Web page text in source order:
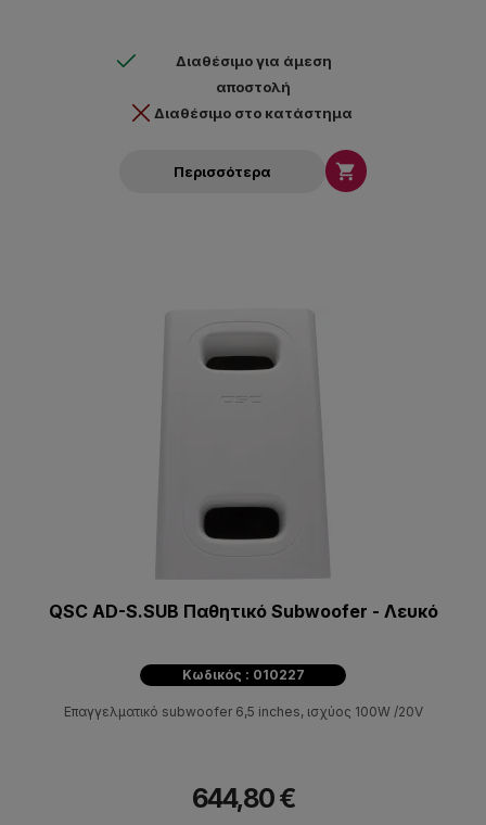
Διαθέσιμο για άμεση
αποστολή
Διαθέσιμο στο κατάστημα
Περισσότερα 
QSC AD-S.SUB Παθητικό Subwoofer - Λευκό
Κωδικός : 010227
Επαγγελματικό subwoofer 6,5 inches, ισχύος 100W /20V
644,80 €